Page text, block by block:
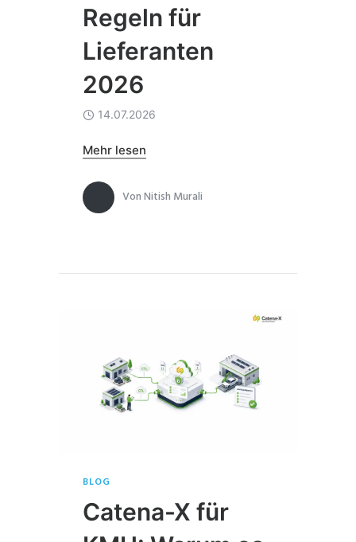
Regeln für
Lieferanten
2026
14.07.2026
Mehr lesen
VonNitish Murali
BLOG
Catena-X für